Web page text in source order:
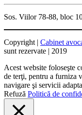
Sos. Viilor 78-88, bloc
Copyright | Cabinet
sunt rezervate | 2019
Acest website foloseşte
de terţi, pentru a furniza
navigare şi servicii
Refuză Politică de